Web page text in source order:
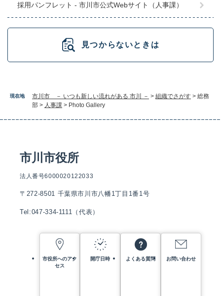
現在地 市川市 － いつも新しい流れがある 市川 － > 組織でさがす > 総務
部 > 人事課 > Photo Gallery
採用パンフレット - 市川市公式Webサイト（人事課）
見つからないときは
市川市役所
法人番号6000020122033
〒272-8501 千葉県市川市八幡1丁目1番1号
Tel:047-334-1111（代表）
市役所へのアク
セス
開庁日時 よくある質問 お問い合わせ